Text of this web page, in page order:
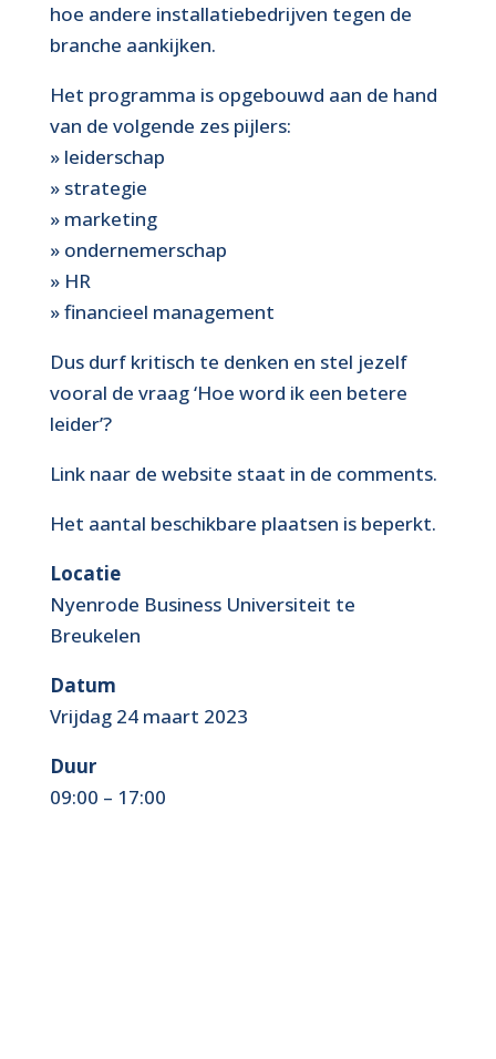
hoe andere installatiebedrijven tegen de
branche aankijken.
Het programma is opgebouwd aan de hand
van de volgende zes pijlers:
» leiderschap
» strategie
» marketing
» ondernemerschap
» HR
» financieel management
Dus durf kritisch te denken en stel jezelf
vooral de vraag ‘Hoe word ik een betere
leider’?
Link naar de website staat in de comments.
Het aantal beschikbare plaatsen is beperkt.
Locatie
Nyenrode Business Universiteit te
Breukelen
Datum
Vrijdag 24 maart 2023
Duur
09:00 – 17:00